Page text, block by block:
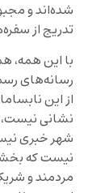
شده‌اند و
تدریج از
با این همه،
رسانه‌های
از این
نشانی نیست،
شهر خبری
نیست که بخشی
مردمند و